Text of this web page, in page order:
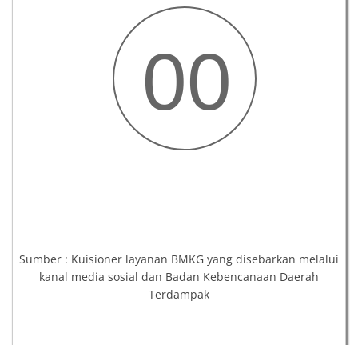
00
Sumber : Kuisioner layanan BMKG yang disebarkan melalui
kanal media sosial dan Badan Kebencanaan Daerah
Terdampak